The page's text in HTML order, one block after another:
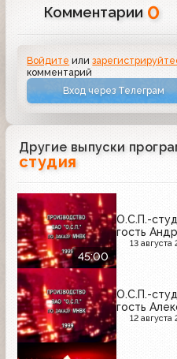
Комментарии 0
Войдите или
комментарий
Вход через Телеграм
Другие выпуски
студия
45:00
О.С.П.-
гость
13 августа
О.С.П.-
гость
12 августа